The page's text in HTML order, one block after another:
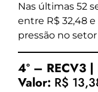
Nas últimas 52
entre R$ 32,48
pressão no
4º – RECV3 |
Valor: R$